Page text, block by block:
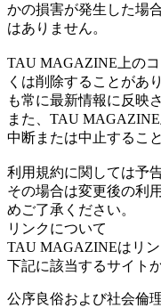
かの損害が発生した場
はありません。
TAU MAGAZINE上の
くは削除することがあ
も常に最新情報に反映
また、TAU
中断または中止するこ
利用規約に関しては予
その場合は変更後の利
めご了承ください。
リンクについて
TAU MAGAZINEはリン
下記に該当するサイト
公序良俗および社会倫